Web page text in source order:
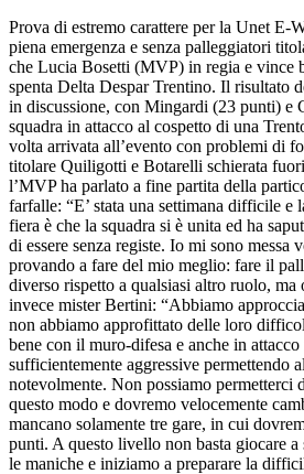
Prova di estremo carattere per la Unet E-
piena emergenza e senza palleggiatori
che Lucia Bosetti (MVP) in regia e vince
spenta Delta Despar Trentino. Il risultato
in discussione, con Mingardi (23 punti) e
squadra in attacco al cospetto di una
volta arrivata all’evento con problemi di
titolare Quiligotti e Botarelli schierata
l’MVP ha parlato a fine partita della
farfalle: “E’ stata una settimana difficile e
fiera è che la squadra si è unita ed ha
di essere senza registe. Io mi sono messa
provando a fare del mio meglio: fare il
diverso rispetto a qualsiasi altro ruolo, ma
invece mister Bertini: “Abbiamo
non abbiamo approfittato delle loro
bene con il muro-difesa e anche in attacco
sufficientemente aggressive permettendo
notevolmente. Non possiamo permetterci
questo modo e dovremo velocemente
mancano solamente tre gare, in cui
punti. A questo livello non basta giocare
le maniche e iniziamo a preparare la